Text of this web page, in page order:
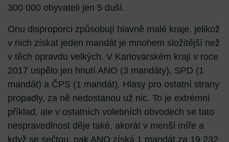
300 000 obyvateli jen 5 duší.
Onu disproporci způsobují hlavně malé kraje, jelikož
v nich získat jeden mandát je mnohem složitější než
v těch opravdu velkých. V Karlovarském kraji v roce
2017 uspělo jen hnutí ANO (3 mandáty), SPD (1
mandát) a ČPS (1 mandát). Hlasy pro ostatní strany
propadly, za ně nedostanou už nic. To je extrémní
příklad, ale v ostatních volebních obvodech se tato
nespravedlnost děje také, akorát v menší míře a
když se sečtou, pak ANO získá 1 mandát za 19 232